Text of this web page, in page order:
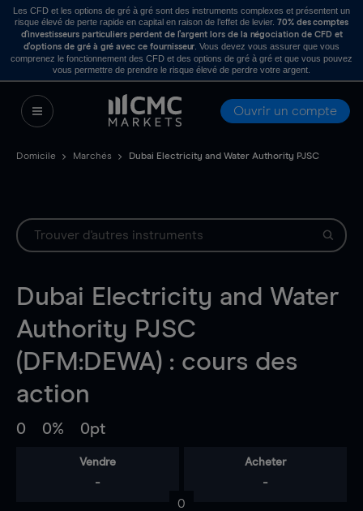
Les CFD et les options de gré à gré sont des instruments complexes et présentent un
risque élevé de perte rapide en capital en raison de l’effet de levier. 70% des comptes
d’investisseurs particuliers perdent de l’argent lors de la négociation de CFD et
d’options de gré à gré avec ce fournisseur . Vous devez vous assurer que vous
comprenez le fonctionnement des CFD et des options de gré à gré et que vous pouvez
vous permettre de prendre le risque élevé de perdre votre argent.
Ouvrir un compte
Domicile Marchés Dubai Electricity and Water Authority PJSC
Dubai Electricity and Water
Authority PJSC
(DFM:DEWA) : cours des
action
0 0% 0pt
Vendre
-
Acheter
-
0